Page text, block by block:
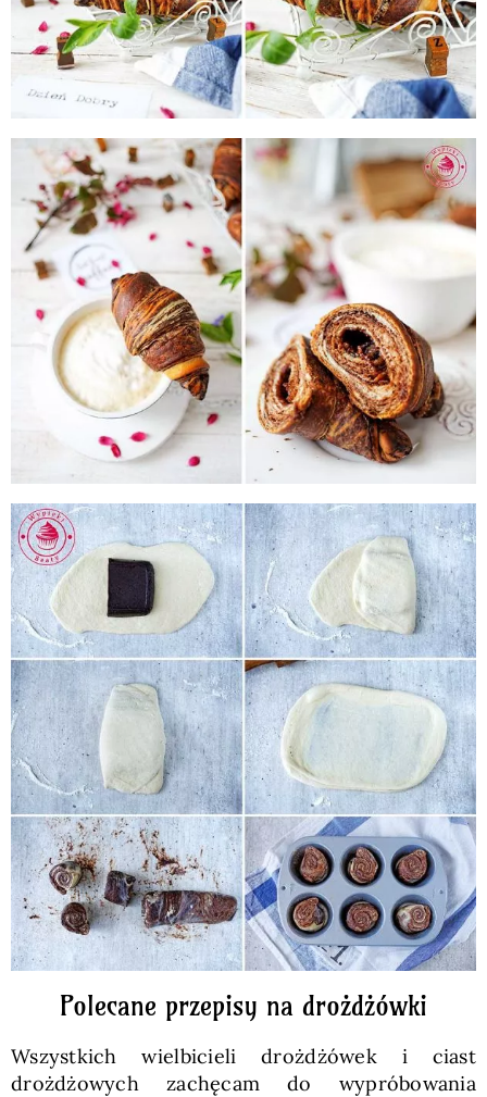
Polecane przepisy na drożdżówki
Wszystkich wielbicieli drożdżówek i ciast
drożdżowych zachęcam do wypróbowania